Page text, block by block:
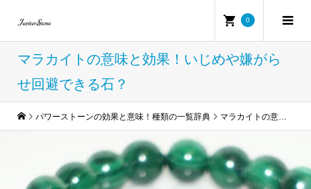
0
マラカイトの意味と効果！いじめや嫌がら
せ回避できる石？
パワーストーンの効果と意味！種類の一覧辞典 マラカイトの意味と効果！いじめや嫌がらせ回避できる石？